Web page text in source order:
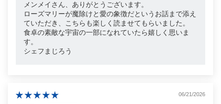
メンメイさん、ありがとうございます。
ローズマリーが魔除けと愛の象徴だというお話まで添え
ていただき、こちらも楽しく読ませてもらいました。
食卓の素敵な宇宙の一部になれていたら嬉しく思いま
す。
シェフまじろう
06/21/2026